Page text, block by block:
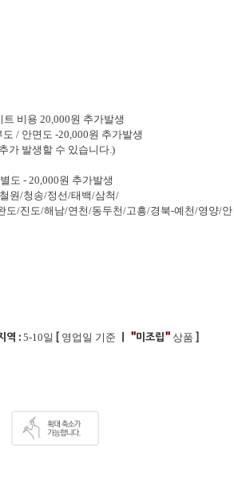
비용 20,000원 추가발생
/ 안면도 -20,000원 추가발생
가 발생할 수 있습니다.)
도 - 20,000원 추가발생
원/청송/정선/태백/삼척/
도/진도/해남/연천/동두천/고흥/경북-예천/영양/안
역 :5-10일 [ 영업일 기준 "미조립" 상품 ]